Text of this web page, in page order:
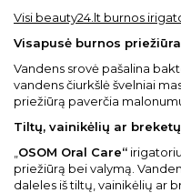
Visi beauty24.lt burnos
Visapusė burnos priežiūra
Vandens srovė pašalina
vandens čiurkšlė švelniai
priežiūrą paverčia
Tiltų, vainikėlių ar
OSOM Oral Care“
priežiūrą bei valymą.
daleles iš tiltų, vainikėlių ar